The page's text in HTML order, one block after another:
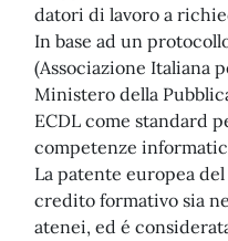
datori di lavoro a
In base ad un
(Associazione Italiana
Ministero della
ECDL come standard
competenze
La patente europea
credito formativo sia
atenei, ed é